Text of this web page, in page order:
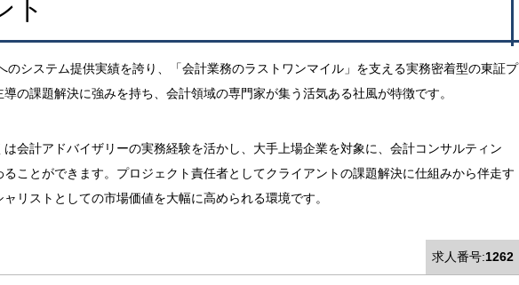
ト
のシステム提供実績を誇り、「会計業務のラストワンマイル」を支える実務密着型の東証プ
の課題解決に強みを持ち、会計領域の専門家が集う活気ある社風が特徴です。
会計アドバイザリーの実務経験を活かし、大手上場企業を対象に、会計コンサルティン
ことができます。プロジェクト責任者としてクライアントの課題解決に仕組みから伴走す
リストとしての市場価値を大幅に高められる環境です。
求人番号:1262